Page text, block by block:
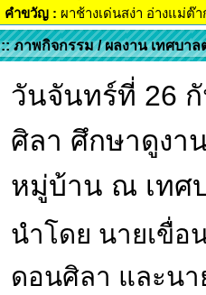
คำขวัญ : ผาช้างเด่นสง่า อ่างแม่ต๊
:: ภาพกิจกรรม / ผลงาน เทศบา
วันจันทร์ที่ 26
ศิลา ศึกษาดูงา
หมู่บ้าน ณ เทศบ
นำโดย นายเขื่อ
ดอนศิลา และน